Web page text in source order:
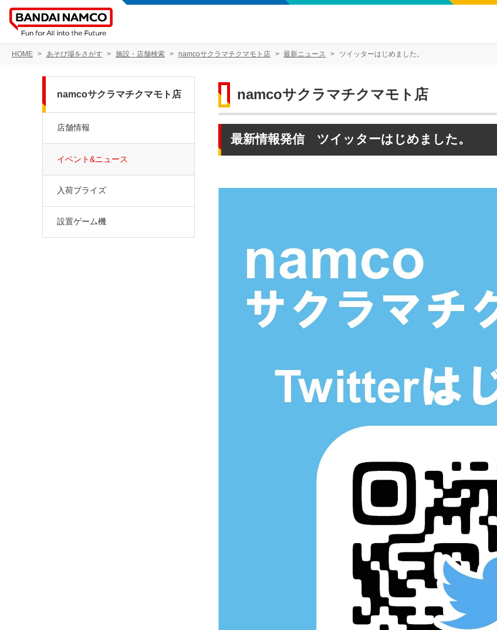
HOME あそび場をさがす 施設・店舗検索 namcoサクラマチクマモト店 最新ニュース ツイッターはじめました。
namcoサクラマチクマモト店
最新情報発信 ツイッターはじめました。
namcoサクラマチクマモト店
店舗情報
イベント&ニュース
入荷プライズ
設置ゲーム機